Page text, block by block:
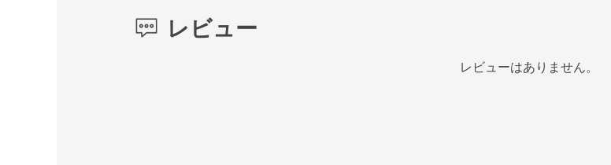
レビュー
レビューはありません。